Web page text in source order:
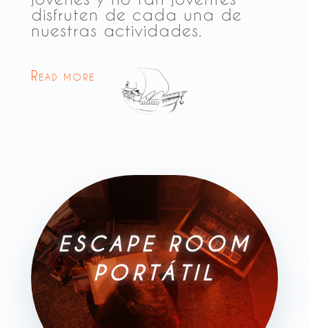
disfruten de cada una de
nuestras actividades.
Read more
ESCAPE ROOM
PORTÁTIL